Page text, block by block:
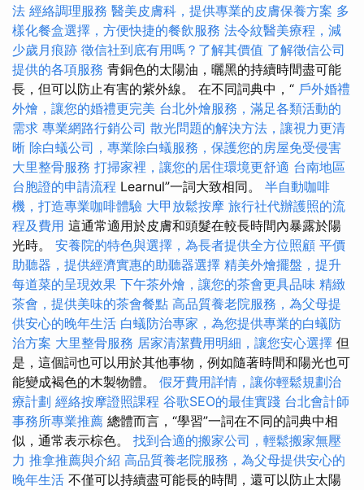
法 經絡調理服務 醫美皮膚科，提供專業的皮膚保養方案 多
樣化餐盒選擇，方便快捷的餐飲服務 法令紋醫美療程，減
少歲月痕跡 徵信社到底有用嗎？了解其價值 了解徵信公司
提供的各項服務 青銅色的太陽油，曬黑的持續時間盡可能
長，但可以防止有害的紫外線。 在不同詞典中，“ 戶外婚禮
外燴，讓您的婚禮更完美 台北外燴服務，滿足各類活動的
需求 專業網路行銷公司 散光問題的解決方法，讓視力更清
晰 除白蟻公司，專業除白蟻服務，保護您的房屋免受侵害
大里整骨服務 打掃家裡，讓您的居住環境更舒適 台南地區
台胞證的申請流程 Learnul”一詞大致相同。 半自動咖啡
機，打造專業咖啡體驗 大甲放鬆按摩 旅行社代辦護照的流
程及費用 這通常適用於皮膚和頭髮在較長時間內暴露於陽
光時。 安養院的特色與選擇，為長者提供全方位照顧 平價
助聽器，提供經濟實惠的助聽器選擇 精美外燴擺盤，提升
每道菜的呈現效果 下午茶外燴，讓您的茶會更具品味 精緻
茶會，提供美味的茶會餐點 高品質養老院服務，為父母提
供安心的晚年生活 白蟻防治專家，為您提供專業的白蟻防
治方案 大里整骨服務 居家清潔費用明細，讓您安心選擇 但
是，這個詞也可以用於其他事物，例如隨著時間和陽光也可
能變成褐色的木製物體。 假牙費用詳情，讓你輕鬆規劃治
療計劃 經絡按摩證照課程 谷歌SEO的最佳實踐 台北會計師
事務所專業推薦 總體而言，“學習”一詞在不同的詞典中相
似，通常表示棕色。 找到合適的搬家公司，輕鬆搬家無壓
力 推拿推薦與介紹 高品質養老院服務，為父母提供安心的
晚年生活 不僅可以持續盡可能長的時間，還可以防止太陽